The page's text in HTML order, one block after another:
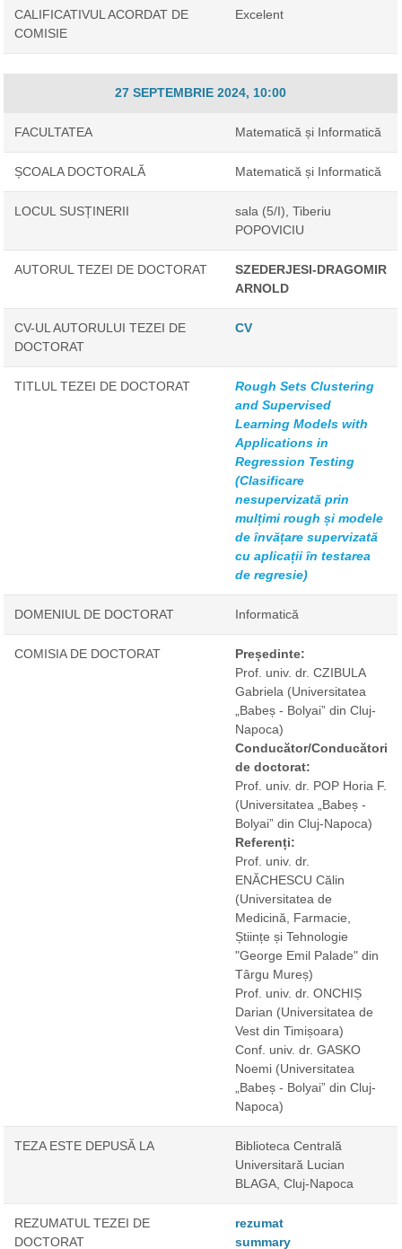
CALIFICATIVUL ACORDAT DE
COMISIE
Excelent
27 SEPTEMBRIE 2024, 10:00
FACULTATEA Matematică și Informatică
ȘCOALA DOCTORALĂ Matematică și Informatică
LOCUL SUSȚINERII
sala (5/I), Tiberiu
POPOVICIU
AUTORUL TEZEI DE DOCTORAT
SZEDERJESI-DRAGOMIR
ARNOLD
CV-UL AUTORULUI TEZEI DE
DOCTORAT
CV
TITLUL TEZEI DE DOCTORAT
Rough Sets Clustering
and Supervised
Learning Models with
Applications in
Regression Testing
(Clasificare
nesupervizată prin
mulțimi rough și modele
de învățare supervizată
cu aplicații în testarea
de regresie)
DOMENIUL DE DOCTORAT Informatică
COMISIA DE DOCTORAT
Președinte:
Prof. univ. dr. CZIBULA
Gabriela (Universitatea
„Babeș - Bolyai” din Cluj-
Napoca)
Conducător/Conducători
de doctorat:
Prof. univ. dr. POP Horia F.
(Universitatea „Babeș -
Bolyai” din Cluj-Napoca)
Referenți:
Prof. univ. dr.
ENĂCHESCU Călin
(Universitatea de
Medicină, Farmacie,
Științe și Tehnologie
"George Emil Palade" din
Târgu Mureș)
Prof. univ. dr. ONCHIȘ
Darian (Universitatea de
Vest din Timișoara)
Conf. univ. dr. GASKO
Noemi (Universitatea
„Babeș - Bolyai” din Cluj-
Napoca)
TEZA ESTE DEPUSĂ LA
Biblioteca Centrală
Universitară Lucian
BLAGA, Cluj-Napoca
REZUMATUL TEZEI DE
DOCTORAT
rezumat
summary